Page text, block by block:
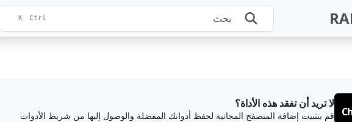
Ctrl
K
لا تريد أن تفقد هذه الأداة؟
قم بتثبيت إضافة المتصفح المجانية لحفظ أدواتك المفضلة والوصول إليها من شريط الأدوات